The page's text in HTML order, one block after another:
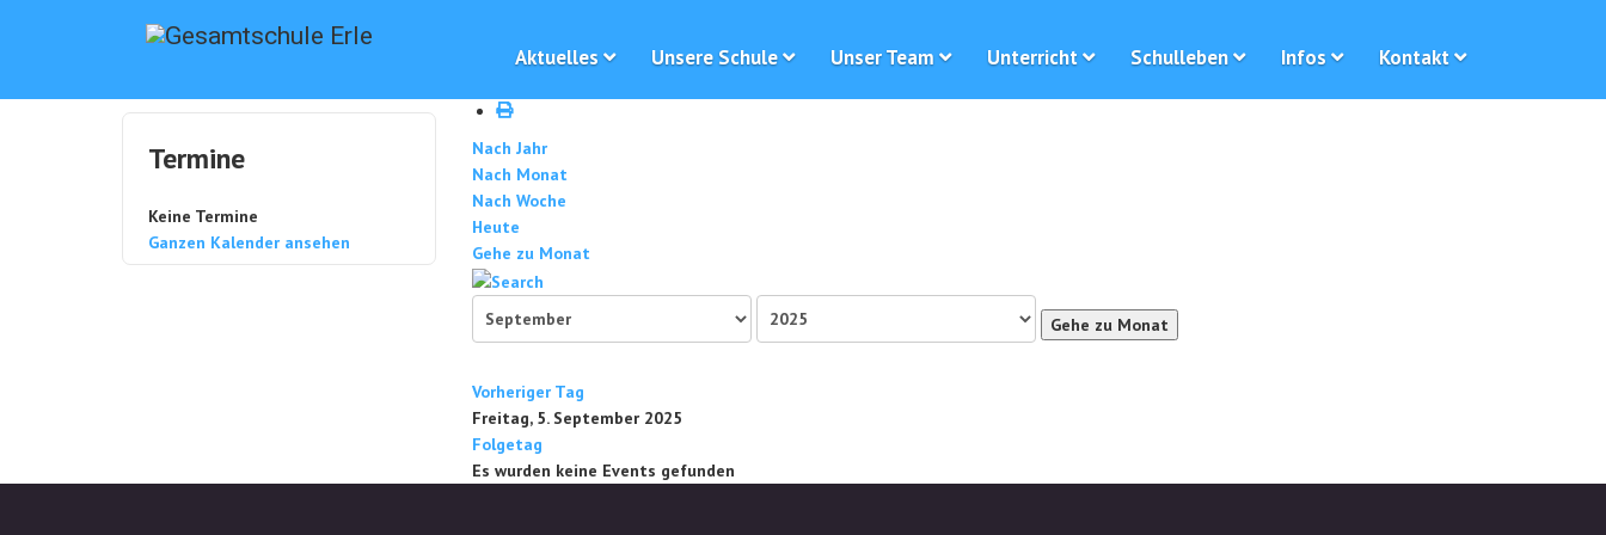
Aktuelles Unsere Schule Unser Team Unterricht Schulleben Infos Kontakt
Termine
Keine Termine
Ganzen Kalender ansehen
Nach Jahr
Nach Monat
Nach Woche
Heute
Gehe zu Monat
Gehe zu Monat
Vorheriger Tag
Freitag, 5. September 2025
Folgetag
Es wurden keine Events gefunden